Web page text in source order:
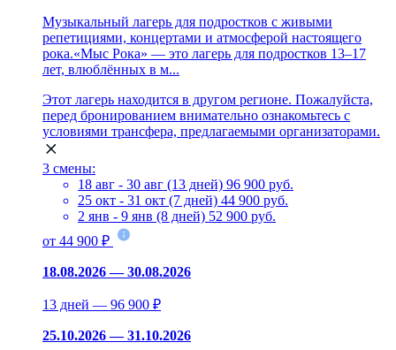
Музыкальный лагерь для подростков с живыми
репетициями, концертами и атмосферой настоящего
рока.«Мыс Рока» — это лагерь для подростков 13–17
лет, влюблённых в м...
Этот лагерь находится в другом регионе. Пожалуйста,
перед бронированием внимательно ознакомьтесь с
условиями трансфера, предлагаемыми организаторами.
3 смены:
18 авг - 30 авг (13 дней) 96 900 руб.
25 окт - 31 окт (7 дней) 44 900 руб.
2 янв - 9 янв (8 дней) 52 900 руб.
от 44 900 ₽
18.08.2026 — 30.08.2026
13 дней — 96 900 ₽
25.10.2026 — 31.10.2026